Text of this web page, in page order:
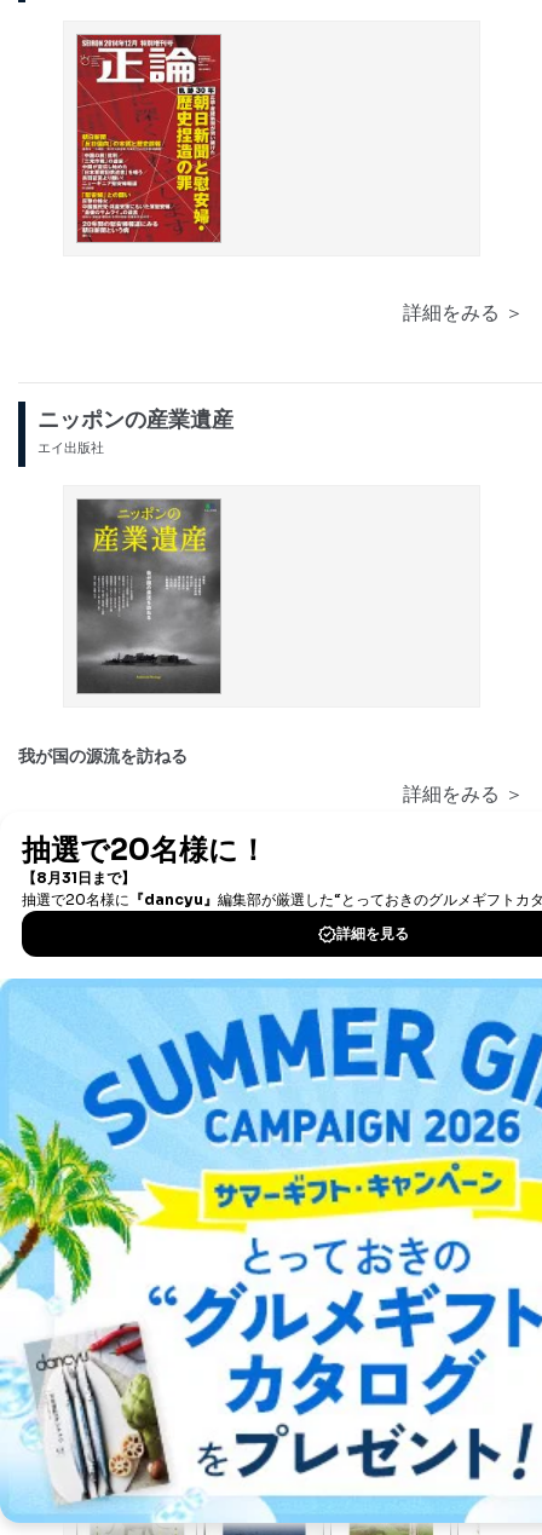
詳細をみる ＞
ニッポンの産業遺産
エイ出版社
我が国の源流を訪ねる
詳細をみる ＞
大法輪
サンプルを見る
休刊
月刊総合仏教雑誌
詳細をみる ＞